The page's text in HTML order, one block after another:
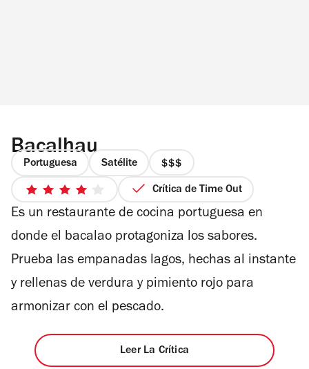
Bacalhau
Portuguesa Satélite
precio
3
4
4
de
5
Crítica de Time Out
Es un restaurante de cocina portuguesa en
donde el bacalao protagoniza los sabores.
Prueba las empanadas lagos, hechas al instante
y rellenas de verdura y pimiento rojo para
armonizar con el pescado.
Leer La Crítica